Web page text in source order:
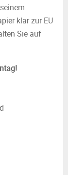
klar zur EU
Sie auf